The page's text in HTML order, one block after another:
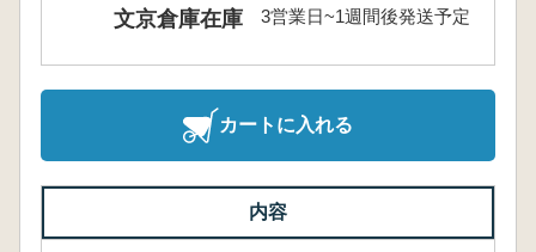
文京倉庫在庫 3営業日~1週間後発送予定
カートに入れる
内容